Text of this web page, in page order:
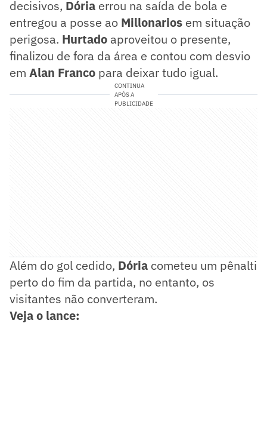
decisivos, Dória errou na saída de bola e
entregou a posse ao Millonarios em situação
perigosa. Hurtado aproveitou o presente,
finalizou de fora da área e contou com desvio
em Alan Franco para deixar tudo igual.
CONTINUA
APÓS A
PUBLICIDADE
Além do gol cedido, Dória cometeu um pênalti
perto do fim da partida, no entanto, os
visitantes não converteram.
Veja o lance: